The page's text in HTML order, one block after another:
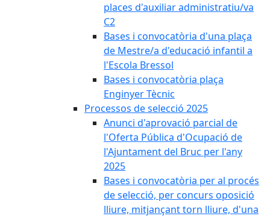
places d'auxiliar administratiu/va
C2
Bases i convocatòria d'una plaça
de Mestre/a d'educació infantil a
l'Escola Bressol
Bases i convocatòria plaça
Enginyer Tècnic
Processos de selecció 2025
Anunci d'aprovació parcial de
l'Oferta Pública d'Ocupació de
l'Ajuntament del Bruc per l'any
2025
Bases i convocatòria per al procés
de selecció, per concurs oposició
lliure, mitjançant torn lliure, d'una